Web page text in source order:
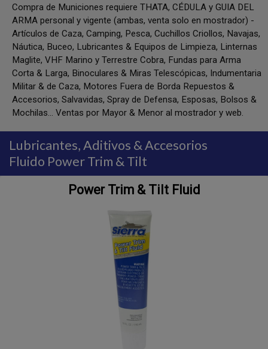
Compra de Municiones requiere THATA, CÉDULA y GUIA DEL
ARMA personal y vigente (ambas, venta solo en mostrador) -
Artículos de Caza, Camping, Pesca, Cuchillos Criollos, Navajas,
Náutica, Buceo, Lubricantes & Equipos de Limpieza, Linternas
Maglite, VHF Marino y Terrestre Cobra, Fundas para Arma
Corta & Larga, Binoculares & Miras Telescópicas, Indumentaria
Militar & de Caza, Motores Fuera de Borda Repuestos &
Accesorios, Salvavidas, Spray de Defensa, Esposas, Bolsos &
Mochilas... Ventas por Mayor & Menor al mostrador y web.
Lubricantes, Aditivos & Accesorios
Fluido Power Trim & Tilt
Power Trim & Tilt Fluid